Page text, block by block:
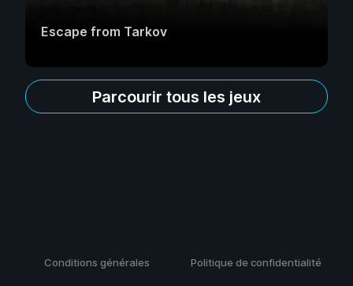
Escape from Tarkov
Parcourir tous les jeux
Conditions générales Politique de confidentialité